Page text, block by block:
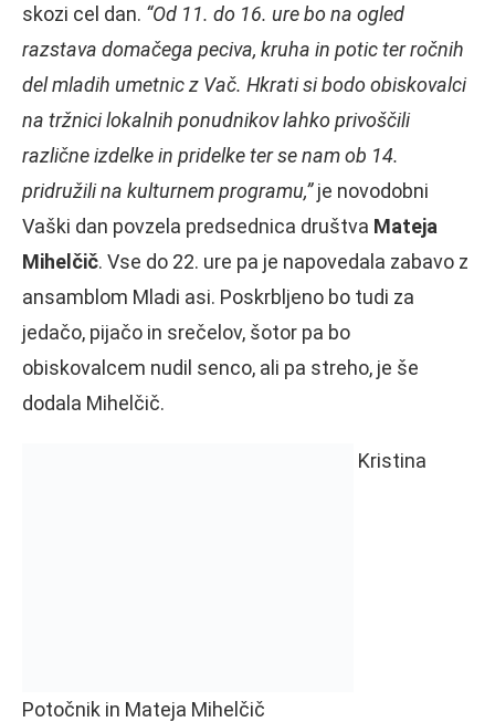
skozi cel dan. “Od 11. do 16. ure bo na ogled
razstava domačega peciva, kruha in potic ter ročnih
del mladih umetnic z Vač. Hkrati si bodo obiskovalci
na tržnici lokalnih ponudnikov lahko privoščili
različne izdelke in pridelke ter se nam ob 14.
pridružili na kulturnem programu,”je novodobni
Vaški dan povzela predsednica društva Mateja
Mihelčič. Vse do 22. ure pa je napovedala zabavo z
ansamblom Mladi asi. Poskrbljeno bo tudi za
jedačo, pijačo in srečelov, šotor pa bo
obiskovalcem nudil senco, ali pa streho, je še
dodala Mihelčič.
Kristina
Potočnik in Mateja Mihelčič